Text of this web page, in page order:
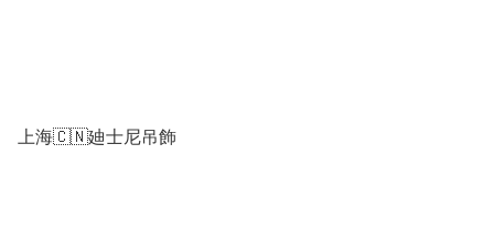
上海🇨🇳廸士尼吊飾